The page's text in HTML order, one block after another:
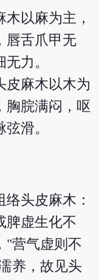
以麻为主，
唇舌爪甲无
力。
皮麻木以木为
胸脘满闷，呕
滑。
头皮麻木：
脾虚生化不
"营气虚则不
养，故见头